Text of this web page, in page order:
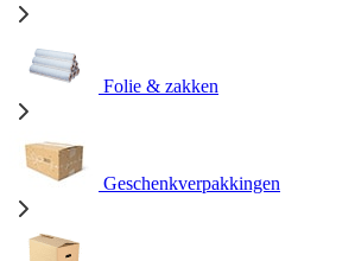
Folie & zakken
Geschenkverpakkingen